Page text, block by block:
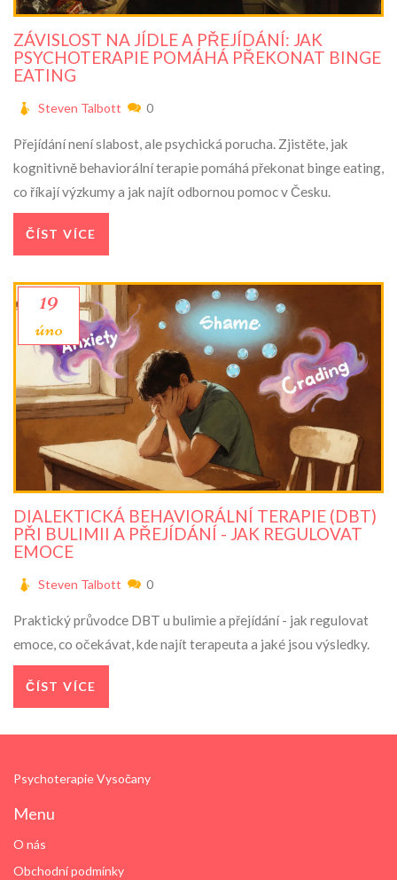
ZÁVISLOST NA JÍDLE A PŘEJÍDÁNÍ: JAK
PSYCHOTERAPIE POMÁHÁ PŘEKONAT BINGE
EATING
Steven Talbott 0
Přejídání není slabost, ale psychická porucha. Zjistěte, jak
kognitivně behaviorální terapie pomáhá překonat binge eating,
co říkají výzkumy a jak najít odbornou pomoc v Česku.
ČÍST VÍCE
19
úno
DIALEKTICKÁ BEHAVIORÁLNÍ TERAPIE (DBT)
PŘI BULIMII A PŘEJÍDÁNÍ - JAK REGULOVAT
EMOCE
Steven Talbott 0
Praktický průvodce DBT u bulimie a přejídání - jak regulovat
emoce, co očekávat, kde najít terapeuta a jaké jsou výsledky.
ČÍST VÍCE
Psychoterapie Vysočany
Menu
O nás
Obchodní podmínky